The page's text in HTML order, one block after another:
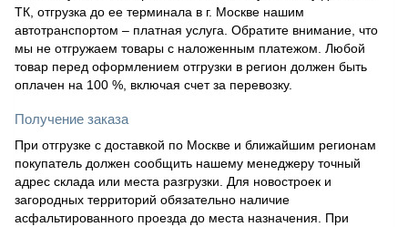
ТК, отгрузка до ее терминала в г. Москве нашим
автотранспортом – платная услуга. Обратите внимание, что
мы не отгружаем товары с наложенным платежом. Любой
товар перед оформлением отгрузки в регион должен быть
оплачен на 100 %, включая счет за перевозку.
Получение заказа
При отгрузке с доставкой по Москве и ближайшим регионам
покупатель должен сообщить нашему менеджеру точный
адрес склада или места разгрузки. Для новостроек и
загородных территорий обязательно наличие
асфальтированного проезда до места назначения. При